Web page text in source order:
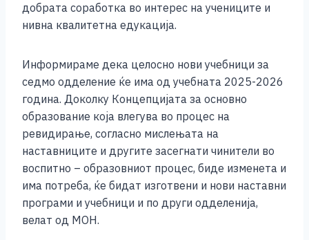
добрата соработка во интерес на учениците и
нивна квалитетна едукација.
Информираме дека целосно нови учебници за
седмо одделение ќе има од учебната 2025-2026
година. Доколку Концепцијата за основно
образование која влегува во процес на
ревидирање, согласно мислењата на
наставниците и другите засегнати чинители во
воспитно – образовниот процес, биде изменета и
има потреба, ќе бидат изготвени и нови наставни
програми и учебници и по други одделенија,
велат од МОН.